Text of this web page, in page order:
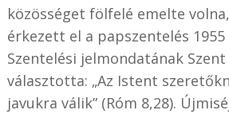
közösséget fölfelé emelte
érkezett el a papszentelés 1955
Szentelési jelmondatának Szent
választotta: „Az Istent
javukra válik” (Róm 8,28).